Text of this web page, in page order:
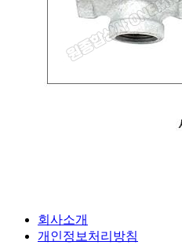
회사소개
개인정보처리방침